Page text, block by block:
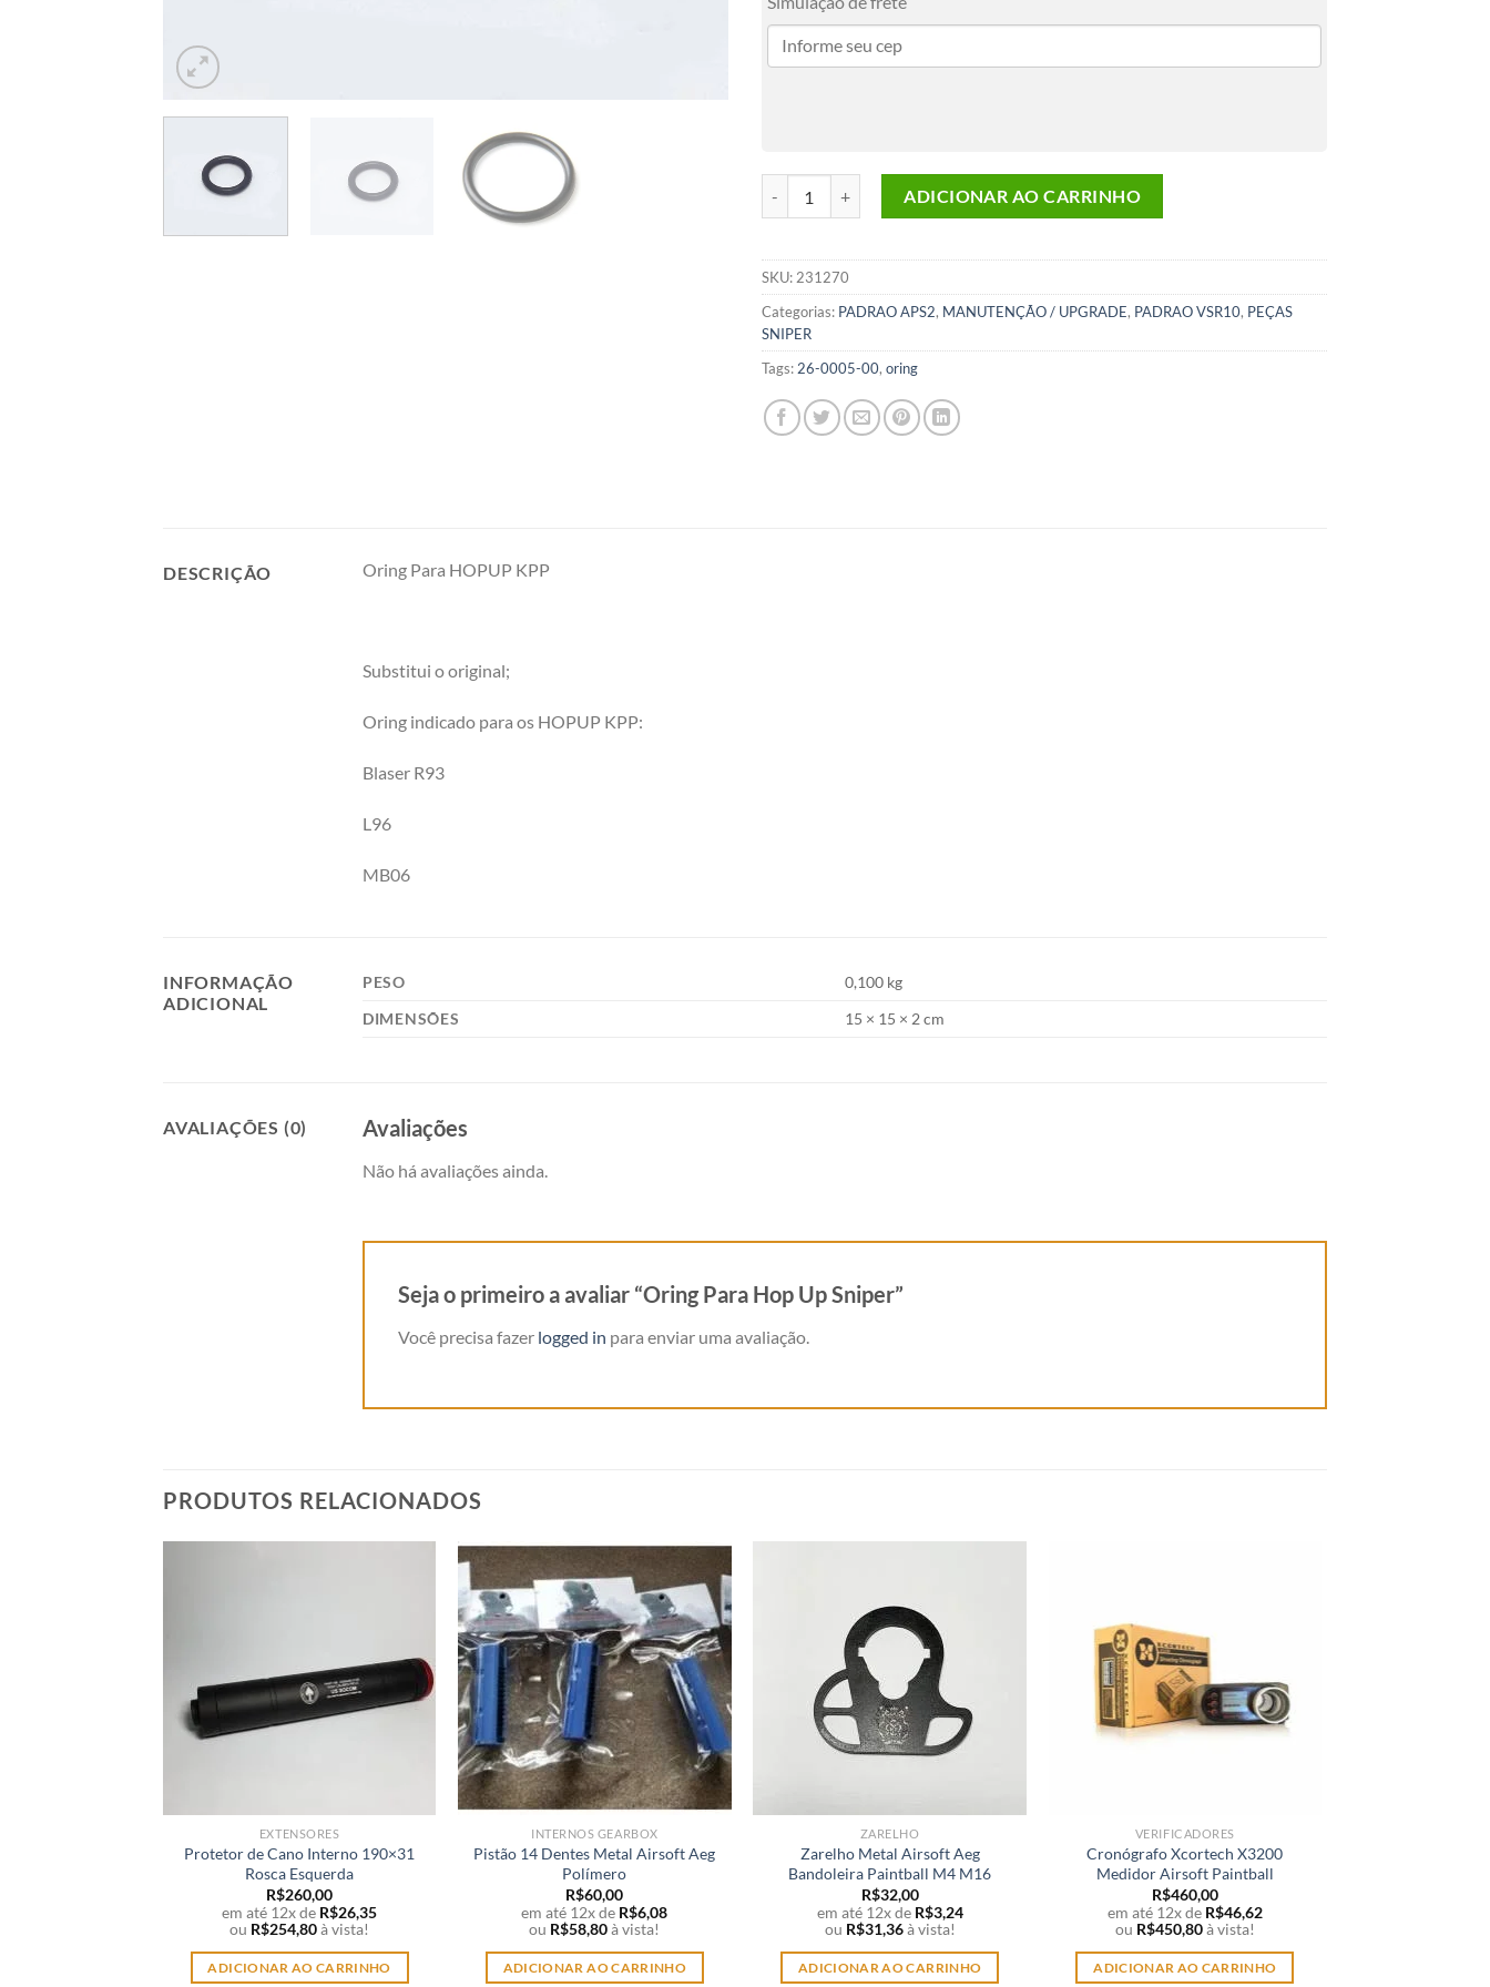
ADICIONAR AO CARRINHO
SKU: 231270
Categorias: PADRAO APS2, MANUTENÇÃO / UPGRADE, PADRAO VSR10, PEÇAS
SNIPER
Tags: 26-0005-00, oring
DESCRIÇÃO Oring Para HOPUP KPP
Substitui o original;
Oring indicado para os HOPUP KPP:
Blaser R93
L96
MB06
INFORMAÇÃO
ADICIONAL
PESO
0,100 kg
DIMENSÕES
15 × 15 × 2 cm
AVALIAÇÕES (0) Avaliações
Não há avaliações ainda.
Seja o primeiro a avaliar “Oring Para Hop Up Sniper”
Você precisa fazer logged in para enviar uma avaliação.
PRODUTOS RELACIONADOS
EXTENSORES
Protetor de Cano Interno 190×31
Rosca Esquerda
R$260,00
em até 12x de R$26,35
ou R$254,80à vista!
ADICIONAR AO CARRINHO
INTERNOS GEARBOX
Pistão 14 Dentes Metal Airsoft Aeg
Polímero
R$60,00
em até 12x de R$6,08
ou R$58,80à vista!
ADICIONAR AO CARRINHO
ZARELHO
Zarelho Metal Airsoft Aeg
Bandoleira Paintball M4 M16
R$32,00
em até 12x de R$3,24
ou R$31,36à vista!
ADICIONAR AO CARRINHO
VERIFICADORES
Cronógrafo Xcortech X3200
Medidor Airsoft Paintball
R$460,00
em até 12x de R$46,62
ou R$450,80à vista!
ADICIONAR AO CARRINHO